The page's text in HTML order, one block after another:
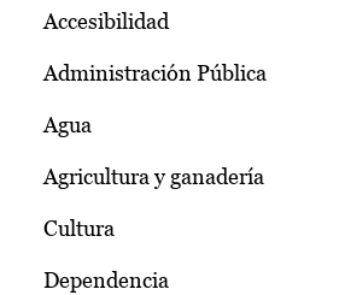
Accesibilidad
Administración Pública
Agua
Agricultura y ganadería
Cultura
Dependencia